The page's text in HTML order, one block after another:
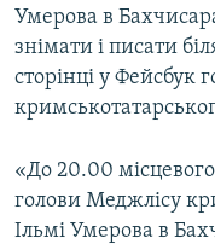
СПЕЦПРОЕКТИ
ДЕПОРТАЦІЯ
ВІДЕОУРОКИ «ELIFBE»
УКРАЇНСЬКА ПРОБЛЕМА
ІНФОГРАФІКА
ЯК ОБІЙТИ
Русский
Qırımtatar
ДОЛУЧАЙСЯ!
Умерова в
знімати і писати
сторінці у Фейсбук
«До 20.00
голови Меджлісу
Ільмі Умерова в